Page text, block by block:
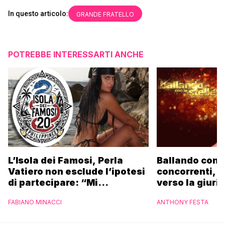
In questo articolo: GRANDE FRATELLO
POTREBBE INTERESSARTI ANCHE
L’Isola dei Famosi, Perla
Vatiero non esclude l’ipotesi
di partecipare: “Mi
FABIANO MINACCI
Ballando con
concorrenti,
verso la
ANTHONY FESTA